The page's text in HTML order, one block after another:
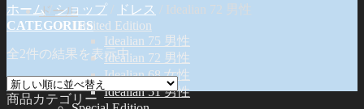
ドール
Limited Edition
Idealian 75 男性
Idealian 72 男性
Idealian 68 女性
Idealian 51 男性
ホーム / ショップ ドレス
Idealian 72 男性
CATEGORIES
全2件の結果を表示中
商品カテゴリー